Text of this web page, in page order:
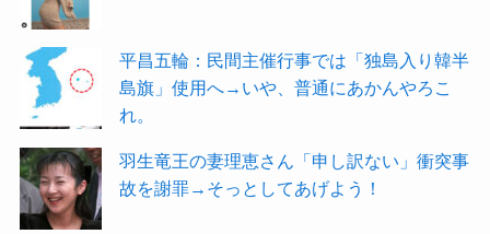
平昌五輪：民間主催行事では「独島入り韓半
島旗」使用へ→いや、普通にあかんやろこ
れ。
羽生竜王の妻理恵さん「申し訳ない」衝突事
故を謝罪→そっとしてあげよう！